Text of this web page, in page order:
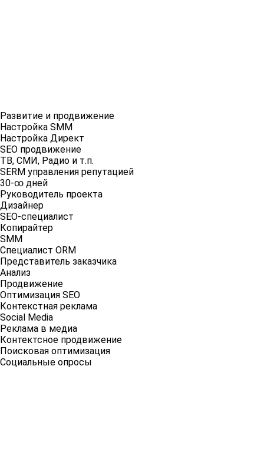
Развитие и продвижение
Настройка SMM
Настройка Директ
SEO продвижение
ТВ, СМИ, Радио и т.п.
SERM управления репутацией
30-∞ дней
Руководитель проекта
Дизайнер
SEO-специалист
Копирайтер
SMM
Специалист ORM
Представитель заказчика
Анализ
Продвижение
Оптимизация SEO
Контекстная реклама
Social Media
Реклама в медиа
Контектсное продвижение
Поисковая оптимизация
Социальные опросы